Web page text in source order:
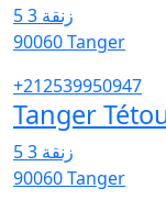
زنقة 3 5
90060Tanger
+212539950947
Tanger
زنقة 3 5
90060Tanger